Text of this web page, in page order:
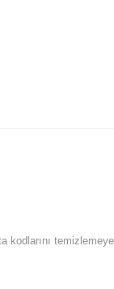
kodlarını